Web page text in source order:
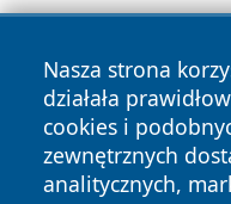
Nasza strona
działała
cookies i
zewnętrznych
analitycznych,
Copyright © 2026
zastrzeżone.